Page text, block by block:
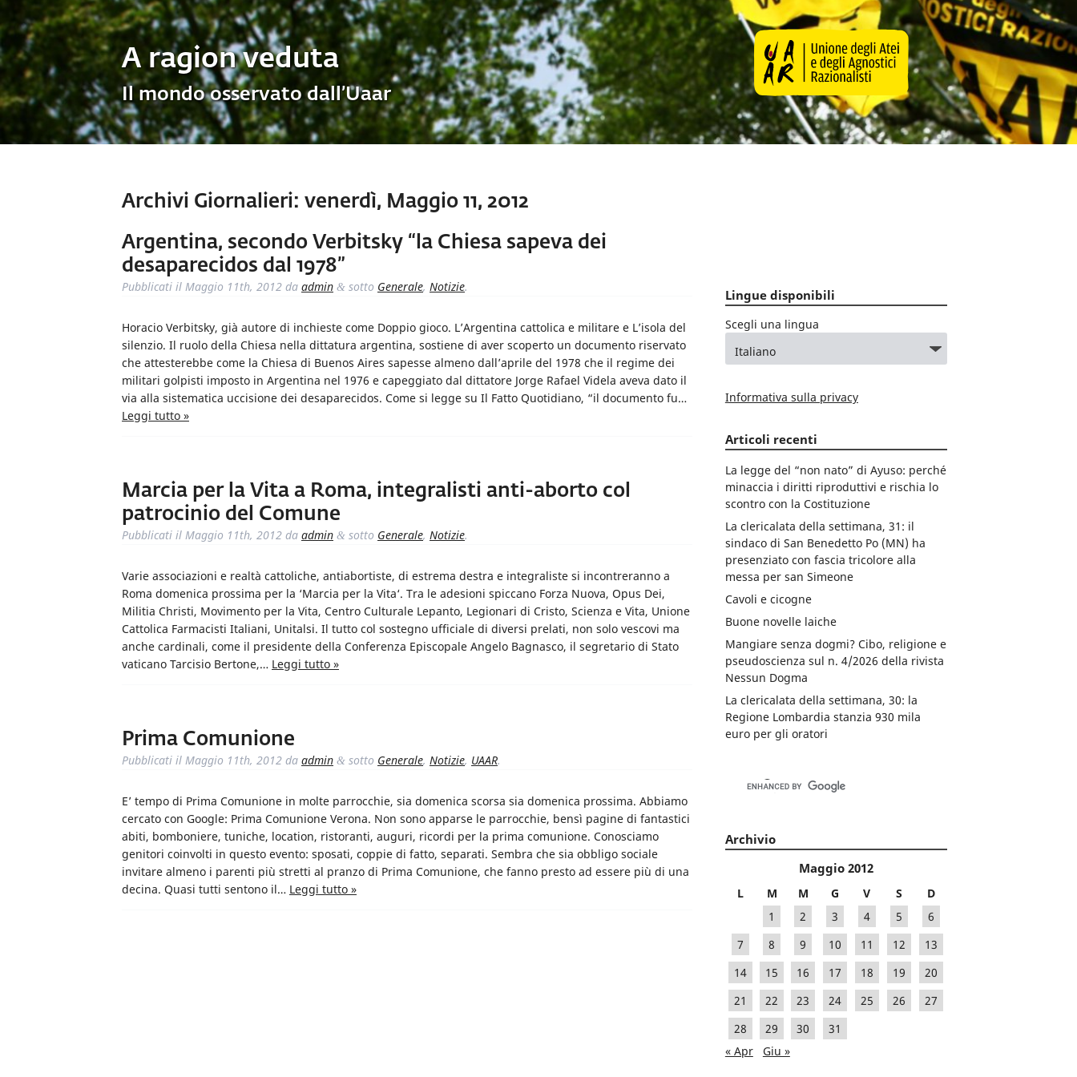
A ragion veduta
Il mondo osservato dall’Uaar
Archivi Giornalieri: venerdì, Maggio 11, 2012
Argentina, secondo Verbitsky “la Chiesa sapeva dei
desaparecidos dal 1978”
Pubblicati il Maggio 11th, 2012 da admin & sotto Generale, Notizie.
Horacio Verbitsky, già autore di inchieste come Doppio gioco. L’Argentina cattolica e militare e L’isola del
silenzio. Il ruolo della Chiesa nella dittatura argentina, sostiene di aver scoperto un documento riservato
che attesterebbe come la Chiesa di Buenos Aires sapesse almeno dall’aprile del 1978 che il regime dei
militari golpisti imposto in Argentina nel 1976 e capeggiato dal dittatore Jorge Rafael Videla aveva dato il
via alla sistematica uccisione dei desaparecidos. Come si legge su Il Fatto Quotidiano, “il documento fu…
Leggi tutto »
Marcia per la Vita a Roma, integralisti anti-aborto col
patrocinio del Comune
Pubblicati il Maggio 11th, 2012 da admin & sotto Generale, Notizie.
Varie associazioni e realtà cattoliche, antiabortiste, di estrema destra e integraliste si incontreranno a
Roma domenica prossima per la ‘Marcia per la Vita‘. Tra le adesioni spiccano Forza Nuova, Opus Dei,
Militia Christi, Movimento per la Vita, Centro Culturale Lepanto, Legionari di Cristo, Scienza e Vita, Unione
Cattolica Farmacisti Italiani, Unitalsi. Il tutto col sostegno ufficiale di diversi prelati, non solo vescovi ma
anche cardinali, come il presidente della Conferenza Episcopale Angelo Bagnasco, il segretario di Stato
vaticano Tarcisio Bertone,… Leggi tutto »
Prima Comunione
Pubblicati il Maggio 11th, 2012 da admin & sotto Generale, Notizie, UAAR.
E’ tempo di Prima Comunione in molte parrocchie, sia domenica scorsa sia domenica prossima. Abbiamo
cercato con Google: Prima Comunione Verona. Non sono apparse le parrocchie, bensì pagine di fantastici
abiti, bomboniere, tuniche, location, ristoranti, auguri, ricordi per la prima comunione. Conosciamo
genitori coinvolti in questo evento: sposati, coppie di fatto, separati. Sembra che sia obbligo sociale
invitare almeno i parenti più stretti al pranzo di Prima Comunione, che fanno presto ad essere più di una
decina. Quasi tutti sentono il… Leggi tutto »
Lingue disponibili
Scegli una lingua
Informativa sulla privacy
Articoli recenti
La legge del “non nato” di Ayuso: perché
minaccia i diritti riproduttivi e rischia lo
scontro con la Costituzione
La clericalata della settimana, 31: il
sindaco di San Benedetto Po (MN) ha
presenziato con fascia tricolore alla
messa per san Simeone
Cavoli e cicogne
Buone novelle laiche
Mangiare senza dogmi? Cibo, religione e
pseudoscienza sul n. 4/2026 della rivista
Nessun Dogma
La clericalata della settimana, 30: la
Regione Lombardia stanzia 930 mila
euro per gli oratori
Archivio
Maggio 2012
L M M G V S
D
1
2 3 4 5
6
7
8 9 10 11 12
13
14
15 16 17 18 19
20
21
22 23 24 25 26
27
28
29 30
31
« Apr
Giu »